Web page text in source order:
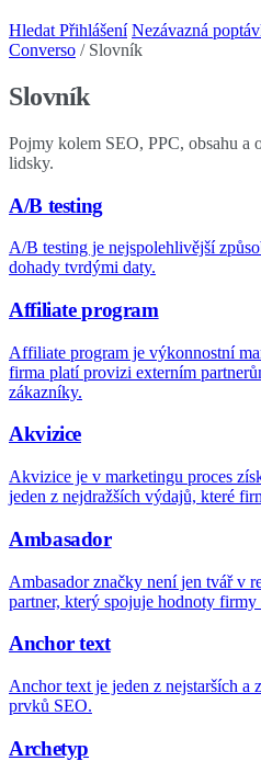
Hledat Přihlášení Nezávazná
Converso /Slovník
Slovník
Pojmy kolem SEO, PPC, obsahu a
lidsky.
A/B testing
A/B testing je nejspolehlivější
dohady tvrdými daty.
Affiliate program
Affiliate program je výkonnostní
firma platí provizi externím
zákazníky.
Akvizice
Akvizice je v marketingu proces
jeden z nejdražších výdajů, které
Ambasador
Ambasador značky není jen tvář v
partner, který spojuje hodnoty firmy
Anchor text
Anchor text je jeden z nejstarších a
prvků SEO.
Archetyp